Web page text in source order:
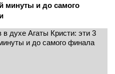
минуты и до самого